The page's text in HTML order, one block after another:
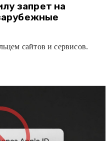
запрет на
сайтов и сервисов.